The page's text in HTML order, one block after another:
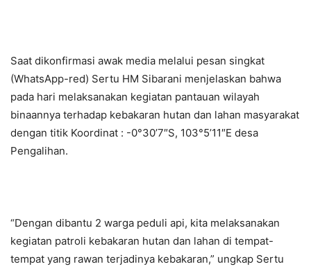
Saat dikonfirmasi awak media melalui pesan singkat
(WhatsApp-red) Sertu HM Sibarani menjelaskan bahwa
pada hari melaksanakan kegiatan pantauan wilayah
binaannya terhadap kebakaran hutan dan lahan masyarakat
dengan titik Koordinat : -0°30’7″S, 103°5’11″E desa
Pengalihan.
“Dengan dibantu 2 warga peduli api, kita melaksanakan
kegiatan patroli kebakaran hutan dan lahan di tempat-
tempat yang rawan terjadinya kebakaran,” ungkap Sertu